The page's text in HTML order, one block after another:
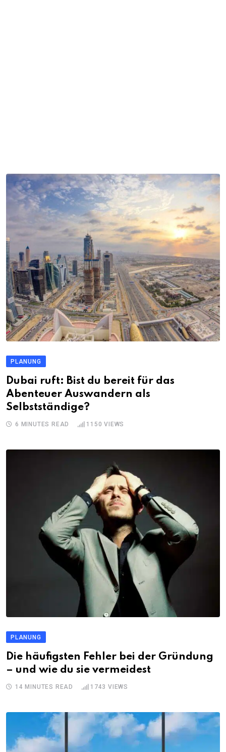
PLANUNG
Dubai ruft: Bist du bereit für das
Abenteuer Auswandern als
Selbstständige?
6 MINUTES READ 1150 VIEWS
PLANUNG
Die häufigsten Fehler bei der Gründung
– und wie du sie vermeidest
14 MINUTES READ 1743 VIEWS